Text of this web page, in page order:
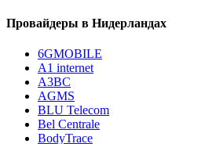
Провайдеры в Нидерландах
6GMOBILE
A1 internet
A3BC
AGMS
BLU Telecom
Bel Centrale
BodyTrace